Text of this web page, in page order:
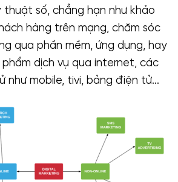
số, chẳng hạn như khảo
hàng trên mạng, chăm sóc
qua phần mềm, ứng dụng, hay
dịch vụ qua internet, các
như mobile, tivi, bảng điện tử…